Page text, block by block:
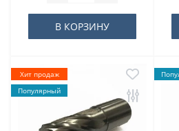
В КОРЗИНУ
Хит продаж
Популярный